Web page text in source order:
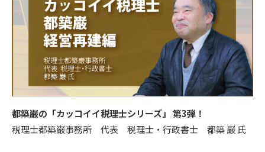
都築巌の「カッコイイ税理士シリーズ」 第3弾！
税理士都築巌事務所 代表 税理士・行政書士 都築 巌 氏